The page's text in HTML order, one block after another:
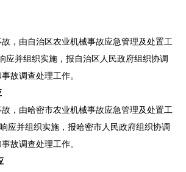
，由自治区农业机械事故应急管理及处置工
应并组织实施， 报自治区 人民政府组织协调
故调查处理工作。
，由哈密市农业机械事故应急管理及处置工
应并组织实施，报哈密市人民政府组织协调
故调查处理工作。